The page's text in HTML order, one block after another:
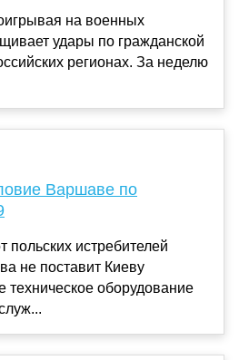
на военных
удары по гражданской
регионах. За неделю
Варшаве по
польских истребителей
не поставит Киеву
техническое оборудование